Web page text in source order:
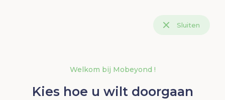
Sluiten
Welkom bij Mobeyond !
Kies hoe u wilt doorgaan